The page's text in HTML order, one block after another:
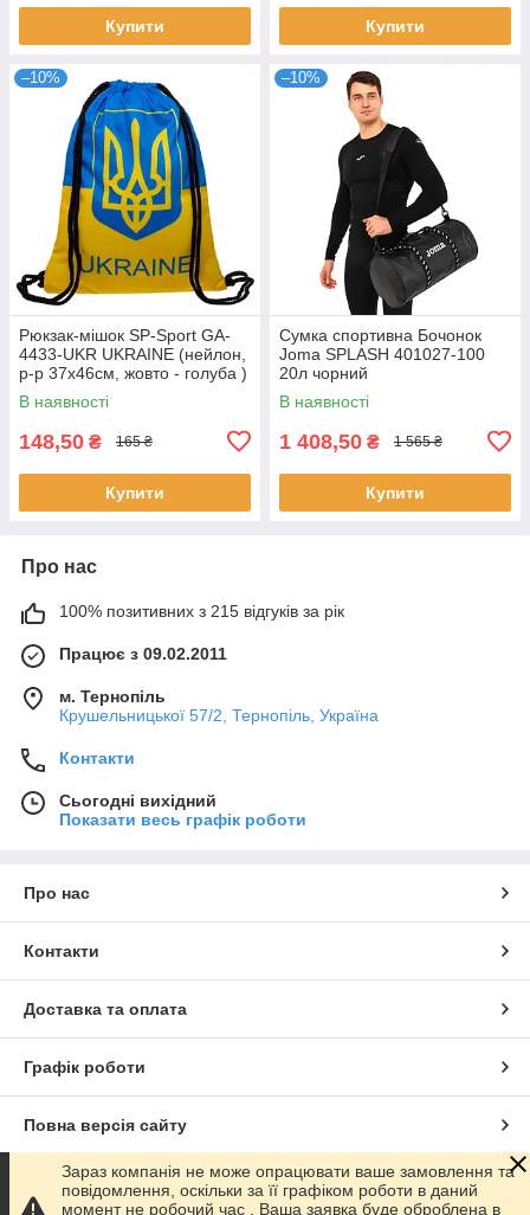
Купити Купити
–10%
Рюкзак-мішок SP-Sport GA-
4433-UKR UKRAINE (нейлон,
р-р 37х46см, жовто - голуба )
В наявності
148,50 ₴ 165 ₴
Купити
–10%
Сумка спортивна Бочонок
Joma SPLASH 401027-100
20л чорний
В наявності
1 408,50 ₴ 1 565 ₴
Купити
Про нас
100% позитивних з 215 відгуків за рік
Працює з 09.02.2011
м. Тернопіль
Крушельницької 57/2, Тернопіль, Україна
Контакти
Сьогодні вихідний
Показати весь графік роботи
Про нас
Контакти
Доставка та оплата
Графік роботи
Повна версія сайту
Сайт створено на маркетплейсіProm.ua
Зараз компанія не може опрацювати ваше замовлення та
повідомлення, оскільки за її графіком роботи в даний
момент не робочий час . Ваша заявка буде оброблена в